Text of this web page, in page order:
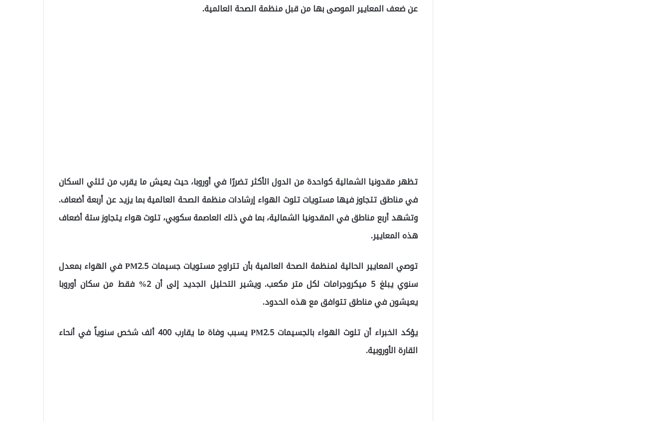
عن ضعف المعايير الموصى بها من قبل منظمة الصحة العالمية.
تظهر مقدونيا الشمالية كواحدة من الدول الأكثر تضررًا في أوروبا، حيث يعيش ما يقرب من ثلثي السكان
في مناطق تتجاوز فيها مستويات تلوث الهواء إرشادات منظمة الصحة العالمية بما يزيد عن أربعة أضعاف.
وتشهد أربع مناطق في المقدونيا الشمالية، بما في ذلك العاصمة سكوبي، تلوث هواء يتجاوز ستة أضعاف
هذه المعايير.
توصي المعايير الحالية لمنظمة الصحة العالمية بأن تتراوح مستويات جسيمات PM2.5 في الهواء بمعدل
سنوي يبلغ 5 ميكروجرامات لكل متر مكعب. ويشير التحليل الجديد إلى أن 2% فقط من سكان أوروبا
يعيشون في مناطق تتوافق مع هذه الحدود.
يؤكد الخبراء أن تلوث الهواء بالجسيمات PM2.5 يسبب وفاة ما يقارب 400 ألف شخص سنوياً في أنحاء
القارة الأوروبية.